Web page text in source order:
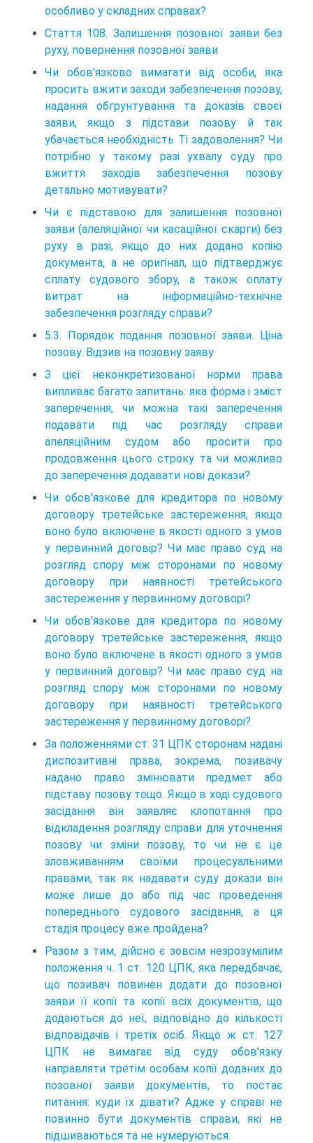
особливо у складних справах?
Стаття 108. Залишення позовної заяви без
руху, повернення позовної заяви
Чи обов'язково вимагати від особи, яка
просить вжити заходи забезпечення позову,
надання обгрунтування та доказів своєї
заяви, якщо з підстави позову й так
убачається необхідність Ті задоволення? Чи
потрібно у такому разі ухвалу суду про
вжиття заходів забезпечення позову
детально мотивувати?
Чи є підставою для залишення позовної
заяви (апеляційної чи касаційної скарги) без
руху в разі, якщо до них додано копію
документа, а не оригінал, що підтверджує
сплату судового збору, а також оплату
витрат на інформаційно-технічне
забезпечення розгляду справи?
5.3. Порядок подання позовної заяви. Ціна
позову. Відзив на позовну заяву
З цієї неконкретизованої норми права
випливає багато запитань: яка форма і зміст
заперечення, чи можна такі заперечення
подавати під час розгляду справи
апеляційним судом або просити про
продовження цього строку та чи можливо
до заперечення додавати нові докази?
Чи обов'язкове для кредитора по новому
договору третейське застереження, якщо
воно було включене в якості одного з умов
у первинний договір? Чи має право суд на
розгляд спору між сторонами по новому
договору при наявності третейського
застереження у первинному договорі?
Чи обов'язкове для кредитора по новому
договору третейське застереження, якщо
воно було включене в якості одного з умов
у первинний договір? Чи має право суд на
розгляд спору між сторонами по новому
договору при наявності третейського
застереження у первинному договорі?
За положеннями ст. 31 ЦПК сторонам надані
диспозитивні права, зокрема, позивачу
надано право змінювати предмет або
підставу позову тощо. Якщо в ході судового
засідання він заявляє клопотання про
відкладення розгляду справи для уточнення
позову чи зміни позову, то чи не є це
зловживанням своїми процесуальними
правами, так як надавати суду докази він
може лише до або під час проведення
попереднього судового засідання, а ця
стадія процесу вже пройдена?
Разом з тим, дійсно є зовсім незрозумілим
положення ч. 1 ст. 120 ЦПК, яка передбачає,
що позивач повинен додати до позовної
заяви її копії та копії всіх документів, що
додаються до неї, відповідно до кількості
відповідачів і третіх осіб. Якщо ж ст. 127
ЦПК не вимагає від суду обов'язку
направляти третім особам копії доданих до
позовної заяви документів, то постає
питання: куди їх дівати? Адже у справі не
повинно бути документів справи, які не
підшиваються та не нумеруються.